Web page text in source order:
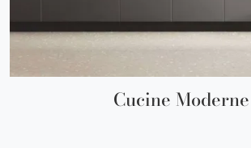
Cucine Moderne